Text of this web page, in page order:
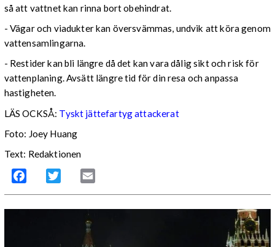
så att vattnet kan rinna bort obehindrat.
- Vägar och viadukter kan översvämmas, undvik att köra genom
vattensamlingarna.
- Restider kan bli längre då det kan vara dålig sikt och risk för
vattenplaning. Avsätt längre tid för din resa och anpassa
hastigheten.
LÄS OCKSÅ: Tyskt jättefartyg attackerat
Foto: Joey Huang
Text: Redaktionen
Facebook Twitter